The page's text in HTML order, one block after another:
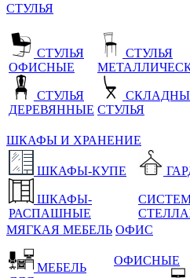
СТУЛЬЯ
СТУЛЬЯ
ОФИСНЫЕ
СТУЛЬЯ
ДЕРЕВЯННЫЕ
СТУЛЬЯ
СТУЛЬЯ
ШКАФЫ И ХРАНЕНИЕ
ШКАФЫ-КУПЕ
ШКАФЫ-
РАСПАШНЫЕ
МЯГКАЯ МЕБЕЛЬ ОФИС
МЕБЕЛЬ
ОФИСНЫЕ